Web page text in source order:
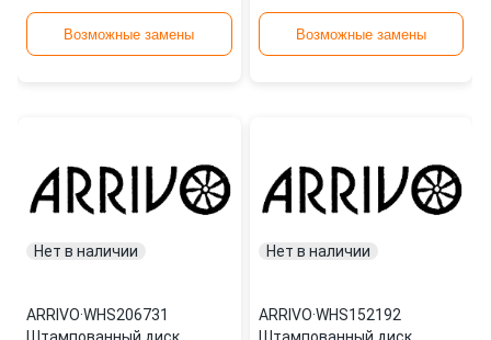
Возможные замены Возможные замены
Нет в наличии
ARRIVO·WHS206731
Нет в наличии
ARRIVO·WHS152192